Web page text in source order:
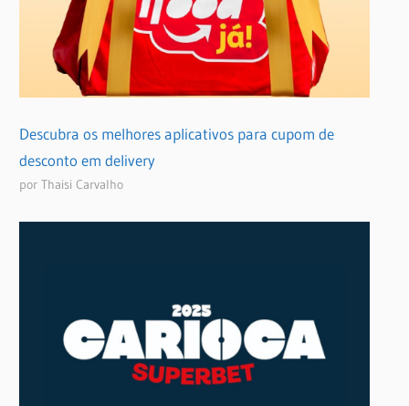
Descubra os melhores aplicativos para cupom de
desconto em delivery
por Thaisi Carvalho